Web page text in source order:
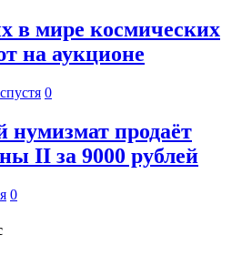
в мире космических
на аукционе
0
нумизмат продаёт
II за 9000 рублей
0